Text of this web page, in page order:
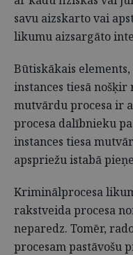
savu aizskarto vai
likumu aizsargāto
Būtiskākais
instances tiesā
mutvārdu procesa ir
procesa dalībnieku
instances tiesa
apspriežu istabā
Kriminālprocesa
rakstveida procesa
neparedz. Tomēr,
procesam pastāvošu